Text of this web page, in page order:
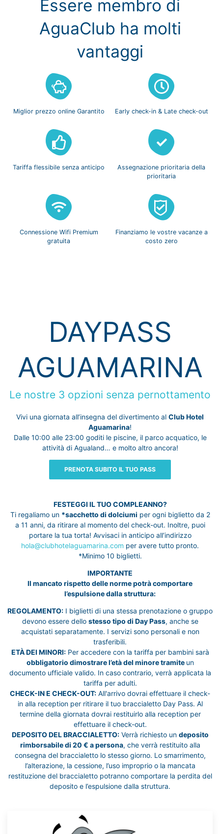
Essere membro di
AguaClub ha molti
vantaggi
Miglior prezzo online Garantito Early check-in & Late check-out
Tariffa flessibile senza anticipo Assegnazione prioritaria della
prioritaria
Connessione Wifi Premium
gratuita
Finanziamo le vostre vacanze a
costo zero
DAYPASS
AGUAMARINA
Le nostre 3 opzioni senza pernottamento
Vivi una giornata all’insegna del divertimento al Club Hotel
Aguamarina!
Dalle 10:00 alle 23:00 goditi le piscine, il parco acquatico, le
attività di Agualand… e molto altro ancora!
PRENOTA SUBITO IL TUO PASS
FESTEGGI IL TUO COMPLEANNO?
Ti regaliamo un *sacchetto di dolciumi per ogni biglietto da 2
a 11 anni, da ritirare al momento del check-out. Inoltre, puoi
portare la tua torta! Avvisaci in anticipo all’indirizzo
hola@clubhotelaguamarina.com per avere tutto pronto.
*Minimo 10 biglietti.
IMPORTANTE
Il mancato rispetto delle norme potrà comportare
l’espulsione dalla struttura:
REGOLAMENTO: I biglietti di una stessa prenotazione o gruppo
devono essere dello stesso tipo di Day Pass, anche se
acquistati separatamente. I servizi sono personali e non
trasferibili.
ETÀ DEI MINORI:Per accedere con la tariffa per bambini sarà
obbligatorio dimostrare l’età del minore tramite un
documento ufficiale valido. In caso contrario, verrà applicata la
tariffa per adulti.
CHECK-IN E CHECK-OUT: All'arrivo dovrai effettuare il check-
in alla reception per ritirare il tuo braccialetto Day Pass. Al
termine della giornata dovrai restituirlo alla reception per
effettuare il check-out.
DEPOSITO DEL BRACCIALETTO:Verrà richiesto un deposito
rimborsabile di 20 € a persona, che verrà restituito alla
consegna del braccialetto lo stesso giorno. Lo smarrimento,
l’alterazione, la cessione, l’uso improprio o la mancata
restituzione del braccialetto potranno comportare la perdita del
deposito e l’espulsione dalla struttura.